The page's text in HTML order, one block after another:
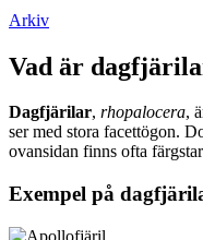
Arkiv
Vad är
Dagfjärilar, rhopalocera,
ser med stora facettögon.
ovansidan finns ofta
Exempel på